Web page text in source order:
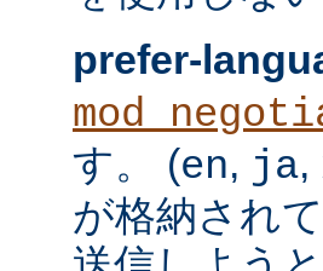
prefer-
す。 (en, ja,
が格納され